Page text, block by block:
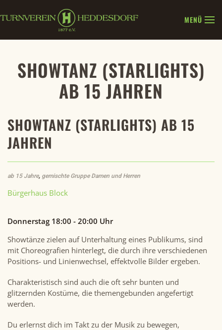
Zum Hauptinhalt springen
MENÜ
SHOWTANZ (STARLIGHTS)
AB 15 JAHREN
SHOWTANZ (STARLIGHTS) AB 15
JAHREN
ab 15 Jahre, gemischte Gruppe Damen und Herren
Bürgerhaus Block
Donnerstag 18:00 - 20:00 Uhr
Showtänze zielen auf Unterhaltung eines Publikums, sind
mit Choreografien hinterlegt, die durch ihre verschiedenen
Positions- und Linienwechsel, effektvolle Bilder ergeben.
Charakteristisch sind auch die oft sehr bunten und
glitzernden Kostüme, die themengebunden angefertigt
werden.
Du erlernst dich im Takt zu der Musik zu bewegen,